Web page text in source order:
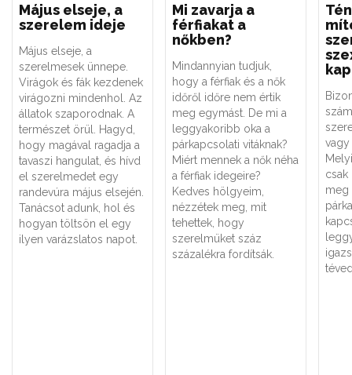
Május elseje, a
szerelem ideje
Május elseje, a
szerelmesek ünnepe.
Virágok és fák kezdenek
virágozni mindenhol. Az
állatok szaporodnak. A
természet örül. Hagyd,
hogy magával ragadja a
tavaszi hangulat, és hívd
el szerelmedet egy
randevúra május elsején.
Tanácsot adunk, hol és
hogyan töltsön el egy
ilyen varázslatos napot.
Mi zavarja a
férfiakat a
nőkben?
Mindannyian tudjuk,
hogy a férfiak és a nők
időről időre nem értik
meg egymást. De mi a
leggyakoribb oka a
párkapcsolati vitáknak?
Miért mennek a nők néha
a férfiak idegeire?
Kedves hölgyeim,
nézzétek meg, mit
tehettek, hogy
szerelmüket száz
százalékra fordítsák.
vagy
csak
meg